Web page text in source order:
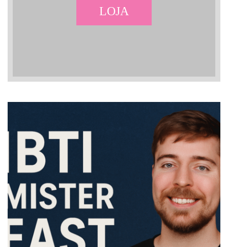
LOJA